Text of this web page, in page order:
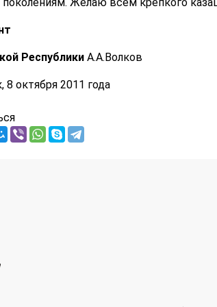
РеспубликиА.А.Волков
8 октября 2011 года